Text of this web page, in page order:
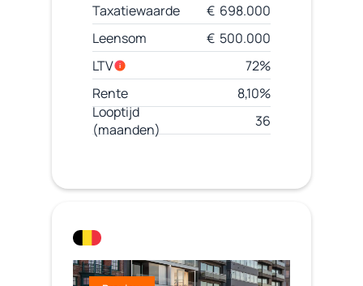
Taxatiewaarde
€ 698.000
Leensom
€ 500.000
LTV
i
72%
Rente
8,10%
Looptijd
(maanden)
36